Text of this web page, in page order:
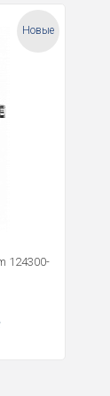
Новые
124300-